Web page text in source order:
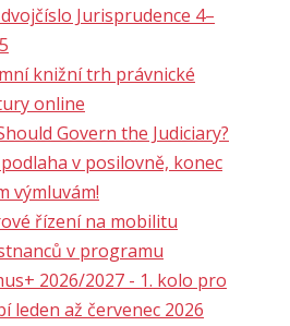
Jurisprudence 4–
knižní trh právnické
online
Govern the Judiciary?
v posilovně, konec
výmluvám!
řízení na mobilitu
v programu
2026/2027 - 1. kolo pro
leden až červenec 2026